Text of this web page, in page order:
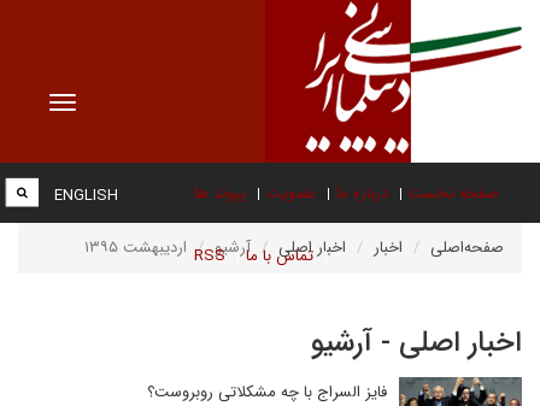
Toggle
صفحه نخست درباره ما عضویت پیوند ها
تماس با ما RSS
ENGLISH
صفحه‌اصلی اخبار اخبار اصلی آرشیو اردیبهشت ۱۳۹۵
اخبار اصلی - آرشیو
فایز السراج با چه مشکلاتی روبروست؟